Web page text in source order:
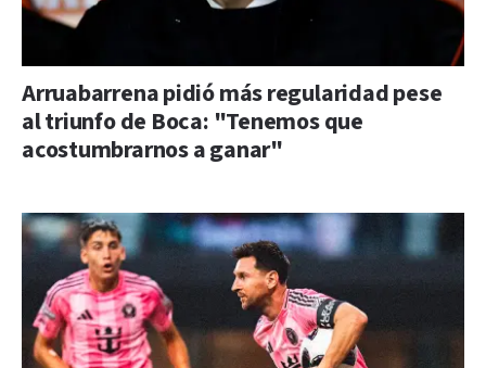
Arruabarrena pidió más regularidad pese
al triunfo de Boca: "Tenemos que
acostumbrarnos a ganar"